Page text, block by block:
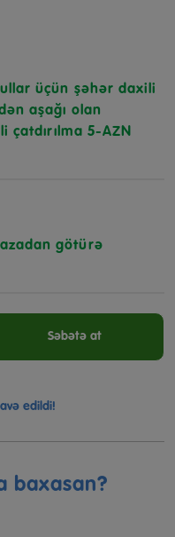
üçün şəhər daxili
aşağı olan
çatdırılma 5-AZN
götürə
Səbətə at
edildi!
baxasan?